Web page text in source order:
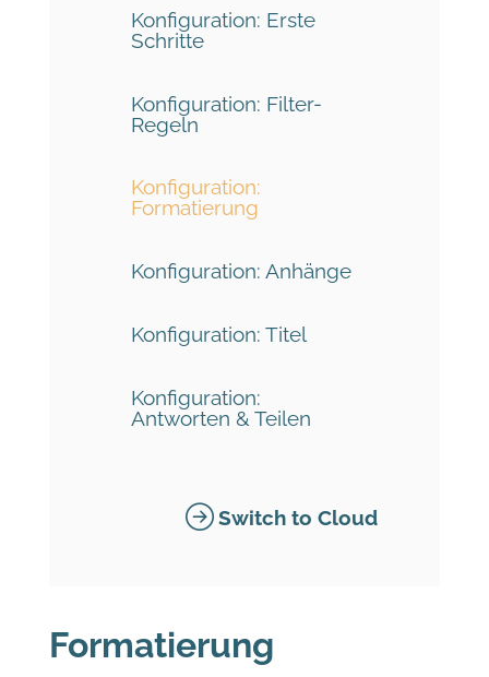
Konfiguration: Erste
Schritte
Konfiguration: Filter-
Regeln
Konfiguration:
Formatierung
Konfiguration: Anhänge
Konfiguration: Titel
Konfiguration:
Antworten & Teilen
Switch to Cloud
Formatierung